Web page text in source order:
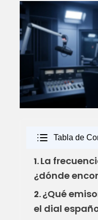
Tabla de
1.La
¿dónde
2.¿Qué
el dial